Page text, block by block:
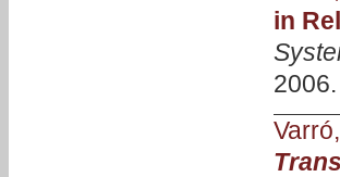
in
2006.